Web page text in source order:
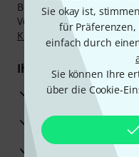
Sie okay ist,
für
einfach durch
Sie können Ihre
über die Cookie-
Bezahlen Sie
Vorkasse, PayPal,
Klarna Ratenzahlung
Ihre Vorteile
3 Jahre Thomann
30 Tage Money-
Reparaturservice